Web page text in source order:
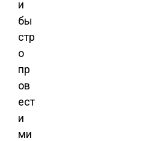
и
бы
стр
о
пр
ов
ест
и
ми